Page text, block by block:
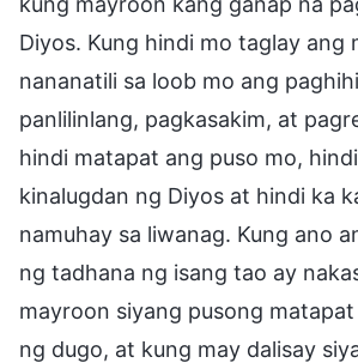
Diyos. Kung hindi mo taglay ang
nananatili sa loob mo ang
panlilinlang, pagkasakim, at
hindi matapat ang puso mo,
kinalugdan ng Diyos at hindi ka
namuhay sa liwanag. Kung ano
ng tadhana ng isang tao ay
mayroon siyang pusong
ng dugo, at kung may dalisay